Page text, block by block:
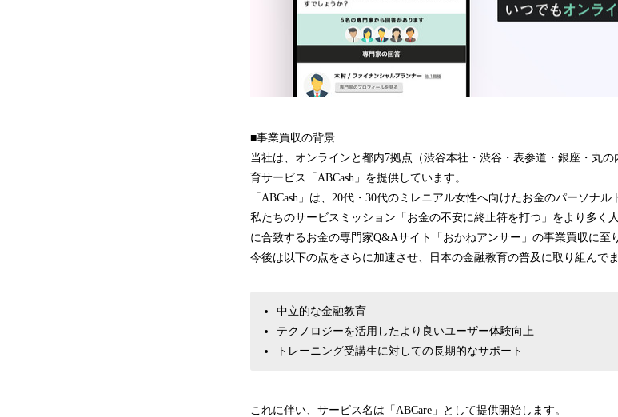
■事業買収の背景
当社は、オンラインと都内7拠点（渋谷本社・渋谷・表参道・銀座・丸
育サービス「ABCash」を提供しています。
「ABCash」は、20代・30代のミレニアル女性へ向けたお金のパーソナル
私たちのサービスミッション「お金の不安に終止符を打つ」をより多く
に合致するお金の専門家Q&Aサイト「おかねアンサー」の事業買収に至
今後は以下の点をさらに加速させ、日本の金融教育の普及に取り組んでま
中立的な金融教育
テクノロジーを活用したより良いユーザー体験向上
トレーニング受講生に対しての長期的なサポート
これに伴い、サービス名は「ABCare」として提供開始します。